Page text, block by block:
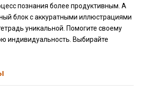
познания более продуктивным. А
блок с аккуратными иллюстрациями
уникальной. Помогите своему
индивидуальность. Выбирайте